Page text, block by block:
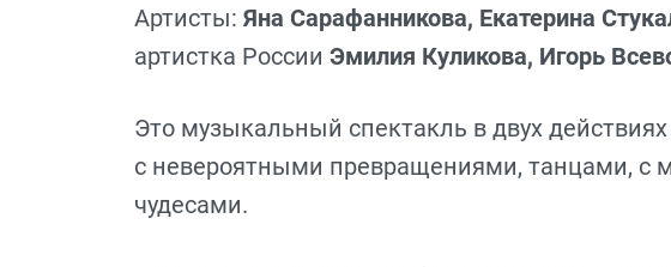
Артисты: Яна Сарафанникова, Екатерина
артистка России Эмилия Куликова, Игорь
Это музыкальный спектакль в двух
с невероятными превращениями, танцами, с
чудесами.